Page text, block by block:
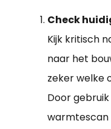
Check
Kijk kritisch
naar het
zeker welke
Door
warmtescan